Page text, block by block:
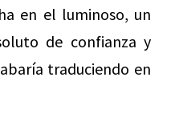
en el luminoso, un
de confianza y
traduciendo en